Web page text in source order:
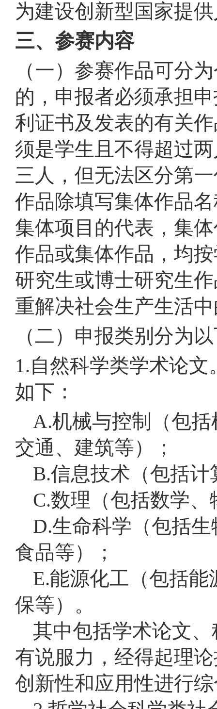
为建设创新型国家提
三、参赛内容
（一）参赛作品可分
的，申报者必须承担
利证书及发表的有关
须是学生且不得超过
三人，但无法区分第
作品除填写集体作品
集体项目的代表，集
作品或集体作品，均
研究生或博士研究生
重解决社会生产生活
（二）申报类别分为
1.自然科学类学术论
如下：
A.机械与控制（包
交通、建筑等）；
B.信息技术（包括
C.数理（包括数学
D.生命科学（包括
食品等）；
E.能源化工（包括
保等）。
其中包括学术论文
有说服力，经得起理
创新性和应用性进行